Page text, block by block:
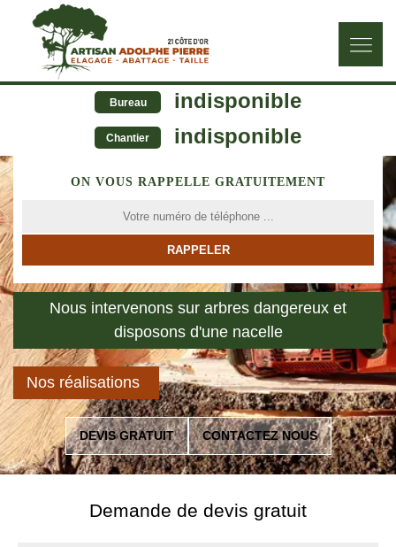
Bureau indisponible
Chantier indisponible
ON VOUS RAPPELLE GRATUITEMENT
Nous intervenons sur arbres dangereux et
disposons d'une nacelle
Nos réalisations
DEVIS GRATUIT CONTACTEZ NOUS
Demande de devis gratuit